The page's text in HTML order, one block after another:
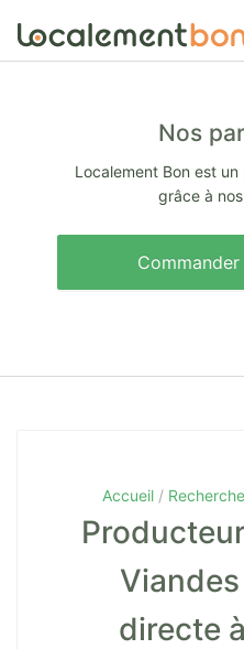
Nos
Localement Bon est
grâce à
Accueil
directe